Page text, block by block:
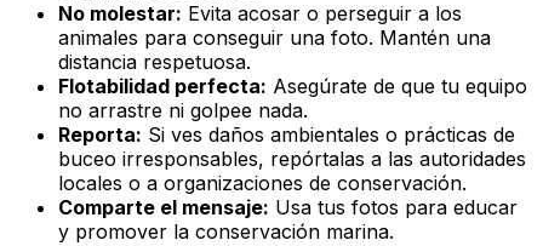
No molestar: Evita acosar o perseguir a los
animales para conseguir una foto. Mantén una
distancia respetuosa.
Flotabilidad perfecta: Asegúrate de que tu equipo
no arrastre ni golpee nada.
Reporta: Si ves daños ambientales o prácticas de
buceo irresponsables, repórtalas a las autoridades
locales o a organizaciones de conservación.
Comparte el mensaje: Usa tus fotos para educar
y promover la conservación marina.